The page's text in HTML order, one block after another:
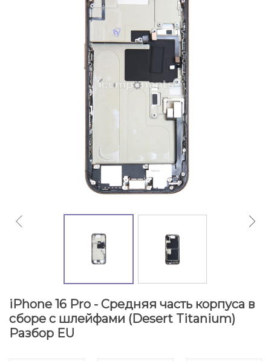
iPhone 16 Pro - Средняя часть корпуса в
сборе с шлейфами (Desert Titanium)
Разбор EU